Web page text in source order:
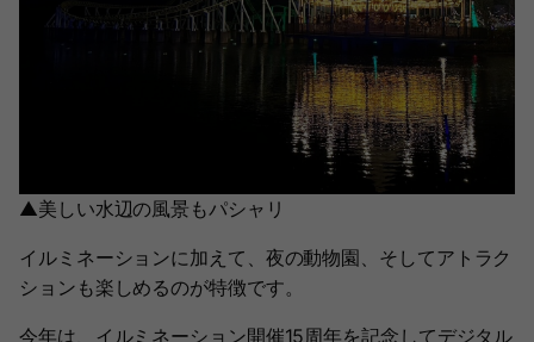
▲美しい水辺の風景もパシャリ
イルミネーションに加えて、夜の動物園、そしてアトラク
ションも楽しめるのが特徴です。
今年は、イルミネーション開催15周年を記念してデジタル